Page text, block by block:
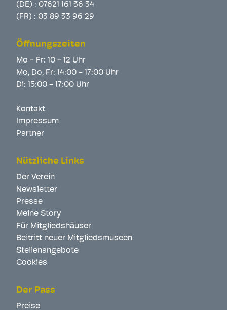
(DE) : 07621 161 36 34
(FR) : 03 89 33 96 29
Öffnungszeiten
Mo - Fr: 10 - 12 Uhr
Mo, Do, Fr: 14:00 - 17:00 Uhr
Di: 15:00 - 17:00 Uhr
Kontakt
Impressum
Partner
Nützliche Links
Der Verein
Newsletter
Presse
Meine Story
Für Mitgliedshäuser
Beitritt neuer Mitgliedsmuseen
Stellenangebote
Cookies
Der Pass
Preise